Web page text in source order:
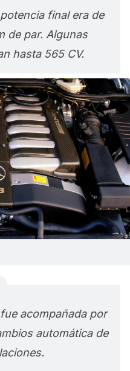
final era de
de par. Algunas
hasta 565 CV.
acompañada por
automática de